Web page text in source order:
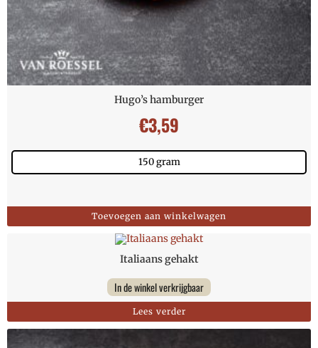
Hugo’s hamburger
€3,59
150 gram
Toevoegen aan winkelwagen
Italiaans gehakt
In de winkel verkrijgbaar
Lees verder